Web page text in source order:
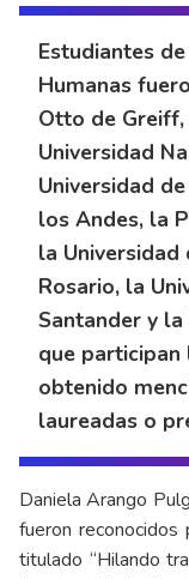
Estudiantes
Humanas
Otto de
Universidad
Universidad
los Andes, la
la
Rosario, la
Santander y
que participan
obtenido
laureadas o
Daniela Arango
fueron
titulado “Hilando